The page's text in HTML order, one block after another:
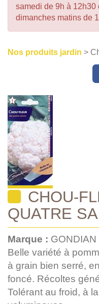
samedi de 9h à 12h30
dimanches matins de
Nos produits jardin >
CHOU-
QUATRE
Marque : GONDIAN
Belle variété à
à grain bien serré,
foncé. Récoltes
Tolérant au froid, à